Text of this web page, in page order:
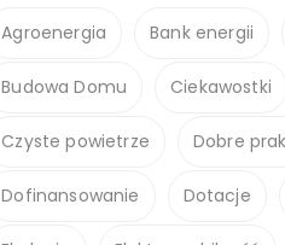
Agroenergia Bank energii
Budowa Domu Ciekawostki
Czyste powietrze Dobre
Dofinansowanie Dotacje